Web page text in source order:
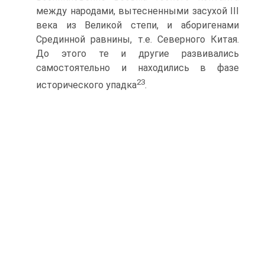
между народами, вытесненными засухой III
века из Великой степи, и аборигенами
Срединной равнины, т.е. Северного Китая.
До этого те и другие развивались
самостоятельно и находи­лись в фазе
исторического упадка23.